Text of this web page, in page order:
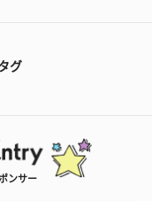
グ
ンサー